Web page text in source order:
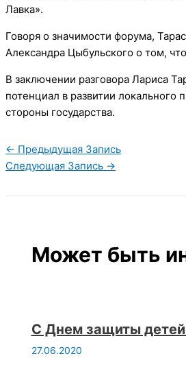
Лавка».
Говоря о значимости форума,
Александра Цыбульского о том,
В заключении разговора Лариса
потенциал в развитии локального
стороны государства.
← Предыдущая Запись
Следующая Запись →
Может быть
С Днем защиты
27.06.2020